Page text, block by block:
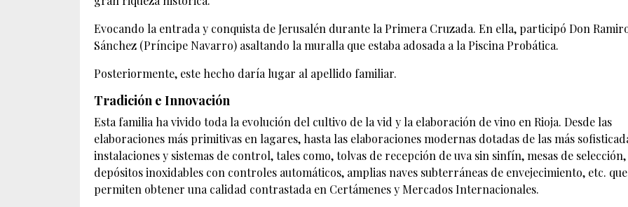
Evocando la entrada y conquista de Jerusalén durante la Primera Cruzada. En ella, participó Don
Sánchez (Príncipe Navarro) asaltando la muralla que estaba adosada a la Piscina Probática.
Posteriormente, este hecho daría lugar al apellido familiar.
Tradición e Innovación
Esta familia ha vivido toda la evolución del cultivo de la vid y la elaboración de vino en Rioja. Desde las
elaboraciones más primitivas en lagares, hasta las elaboraciones modernas dotadas de las más
instalaciones y sistemas de control, tales como, tolvas de recepción de uva sin sinfín, mesas de selección,
depósitos inoxidables con controles automáticos, amplias naves subterráneas de envejecimiento, etc. que
permiten obtener una calidad contrastada en Certámenes y Mercados Internacionales.